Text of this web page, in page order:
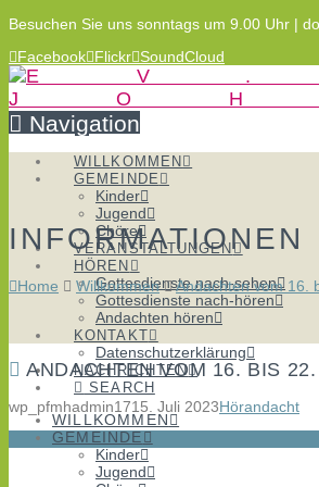
Besuchen Sie uns sonntags um 9.00 Uhr |
Facebook Flickr SoundCloud
Navigation
WILLKOMMEN
GEMEINDE
Kinder
Jugend
Chöre
VERANSTALTUNGEN
HÖREN
Gottesdienste nach-sehen
Gottesdienste nach-hören
Andachten hören
KONTAKT
Datenschutzerklärung
NACHRICHTEN
SEARCH
WILLKOMMEN
GEMEINDE
Kinder
Jugend
INFORMATIONEN
Home Willkommen Andachten vom 16.
ANDACHTEN VOM 16. BIS
wp_pfmhadmin1715. Juli 2023Hörandacht